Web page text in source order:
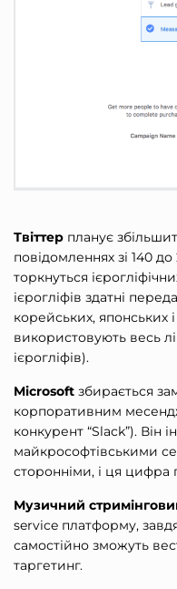
Твіттер планує
повідомленнях зі 140
торкнуться
ієрогліфів здатні
корейських, японських
використовують весь
ієрогліфів).
Microsoft збирається
корпоративним
конкурент “Slack”). Він
майкрософтівськими
сторонніми, і ця цифра
Музичний
service платформу,
самостійно зможуть
таргетинг.